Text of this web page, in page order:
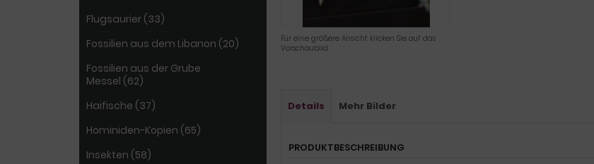
Für eine größere Ansicht klicken Sie auf das
Vorschaubild
Details Mehr Bilder
PRODUKTBESCHREIBUNG
Flugsaurier (33)
Fossilien aus dem Libanon (20)
Fossilien aus der Grube
Messel (62)
Haifische (37)
Hominiden-Kopien (65)
Insekten (58)